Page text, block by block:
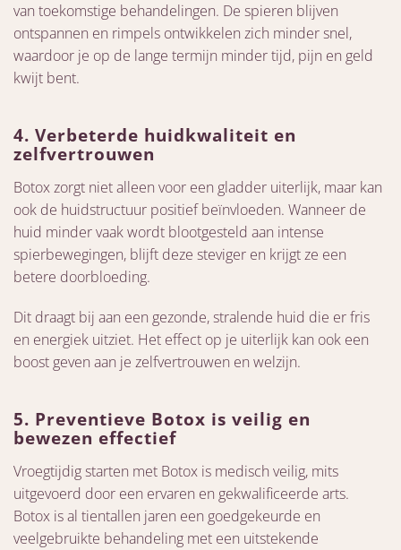
van toekomstige behandelingen. De spieren blijven
ontspannen en rimpels ontwikkelen zich minder snel,
waardoor je op de lange termijn minder tijd, pijn en geld
kwijt bent.
4. Verbeterde huidkwaliteit en
zelfvertrouwen
Botox zorgt niet alleen voor een gladder uiterlijk, maar kan
ook de huidstructuur positief beïnvloeden. Wanneer de
huid minder vaak wordt blootgesteld aan intense
spierbewegingen, blijft deze steviger en krijgt ze een
betere doorbloeding.
Dit draagt bij aan een gezonde, stralende huid die er fris
en energiek uitziet. Het effect op je uiterlijk kan ook een
boost geven aan je zelfvertrouwen en welzijn.
5. Preventieve Botox is veilig en
bewezen effectief
Vroegtijdig starten met Botox is medisch veilig, mits
uitgevoerd door een ervaren en gekwalificeerde arts.
Botox is al tientallen jaren een goedgekeurde en
veelgebruikte behandeling met een uitstekende